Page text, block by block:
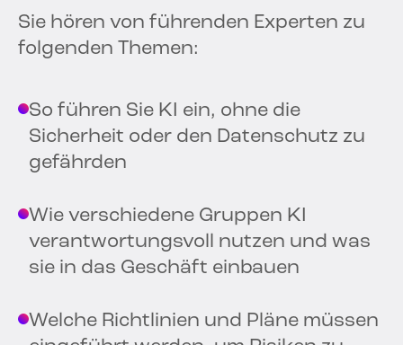
Sie hören von führenden Experten zu
folgenden Themen:
So führen Sie KI ein, ohne die
Sicherheit oder den Datenschutz zu
gefährden
Wie verschiedene Gruppen KI
verantwortungsvoll nutzen und was
sie in das Geschäft einbauen
Welche Richtlinien und Pläne müssen